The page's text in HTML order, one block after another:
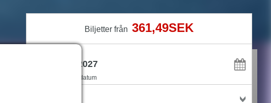
Biljetter från 361,49SEK
flexibel med datum